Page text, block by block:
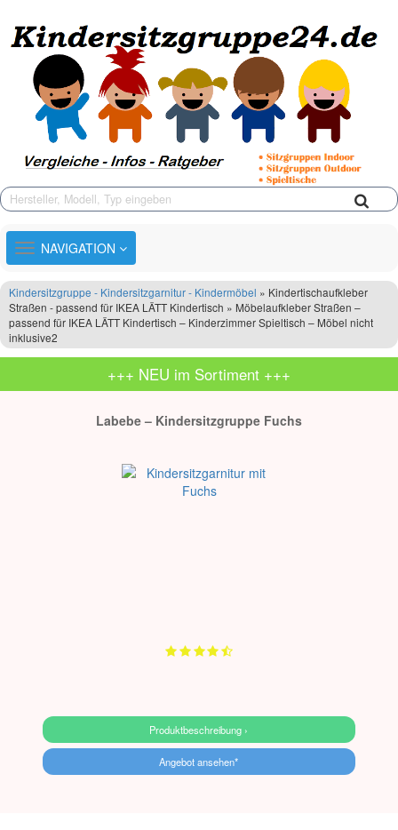
TOGGLE
NAVIGATION
NAVIGATION
Kindersitzgruppe - Kindersitzgarnitur - Kindermöbel » Kindertischaufkleber
Straßen - passend für IKEA LÄTT Kindertisch » Möbelaufkleber Straßen –
passend für IKEA LÄTT Kindertisch – Kinderzimmer Spieltisch – Möbel nicht
inklusive2
+++ NEU im Sortiment +++
Labebe – Kindersitzgruppe Fuchs
Produktbeschreibung ›
Angebot ansehen*